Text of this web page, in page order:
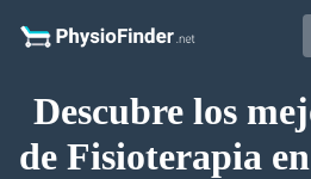
Descubre los
de Fisioterapia